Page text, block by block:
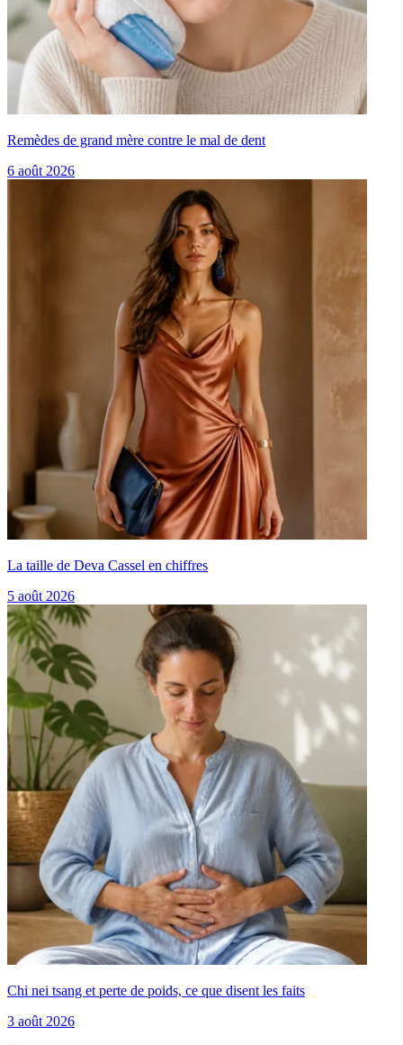
Remèdes de grand mère contre le mal de dent
6 août 2026
La taille de Deva Cassel en chiffres
5 août 2026
Chi nei tsang et perte de poids, ce que disent les faits
3 août 2026